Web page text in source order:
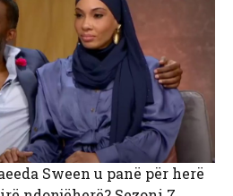
Sween u panë për herë